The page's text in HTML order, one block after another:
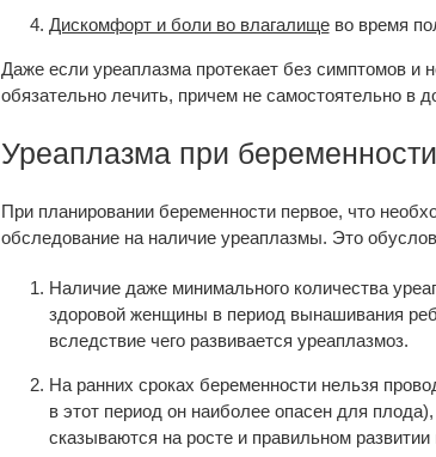
Дискомфорт и боли во влагалищево время
Даже если уреаплазма протекает без симптомов и
обязательно лечить, причем не самостоятельно в
Уреаплазма при беременности
При планировании беременности первое, что
обследование на наличие уреаплазмы. Это
Наличие даже минимального количества
здоровой женщины в период вынашивания
вследствие чего развивается уреаплазмоз.
На ранних сроках беременности нельзя
в этот период он наиболее опасен для
сказываются на росте и правильном развитии